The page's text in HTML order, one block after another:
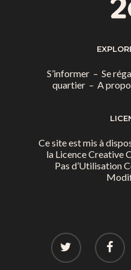
S’informer – Se
quartier– A
Ce site est mis à
la Licence Creative
Pas d’Utilisation